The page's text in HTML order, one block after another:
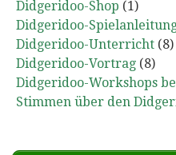
Didgeridoo-Shop (1)
Didgeridoo-
Didgeridoo-Unterricht (8)
Didgeridoo-Vortrag (8)
Didgeridoo-Workshops
Stimmen über den